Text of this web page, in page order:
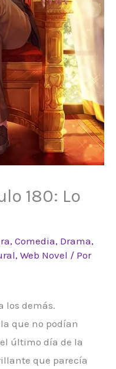
180: Lo
, Comedia, Drama,
, Web Novel / Por
los demás.
que no podían
último día de la
que parecía